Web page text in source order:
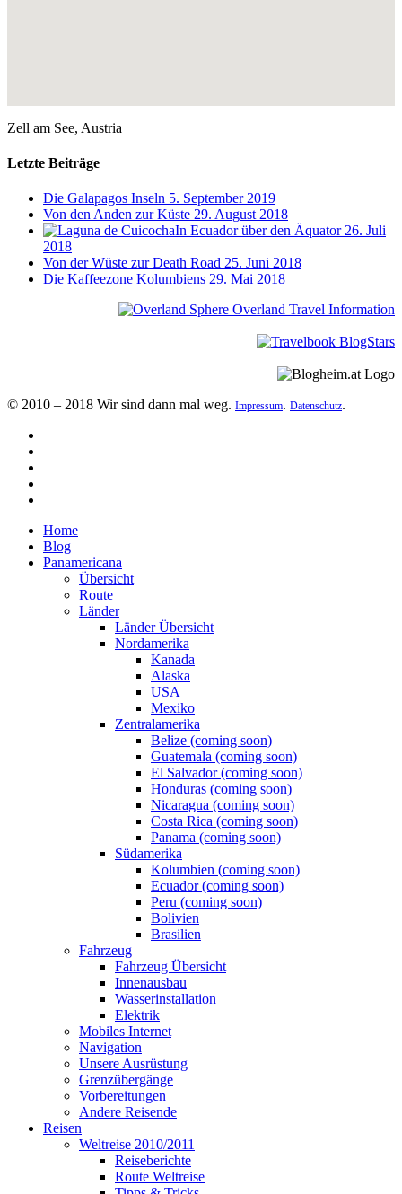
Zell am See, Austria
Letzte Beiträge
Die Galapagos Inseln 5. September 2019
Von den Anden zur Küste 29. August 2018
In Ecuador über den Äquator 26. Juli
2018
Von der Wüste zur Death Road 25. Juni 2018
Die Kaffeezone Kolumbiens 29. Mai 2018
© 2010 – 2018 Wir sind dann mal weg. Impressum. Datenschutz.
Home
Blog
Panamericana
Übersicht
Route
Länder
Länder Übersicht
Nordamerika
Kanada
Alaska
USA
Mexiko
Zentralamerika
Belize (coming soon)
Guatemala (coming soon)
El Salvador (coming soon)
Honduras (coming soon)
Nicaragua (coming soon)
Costa Rica (coming soon)
Panama (coming soon)
Südamerika
Kolumbien (coming soon)
Ecuador (coming soon)
Peru (coming soon)
Bolivien
Brasilien
Fahrzeug
Fahrzeug Übersicht
Innenausbau
Wasserinstallation
Elektrik
Mobiles Internet
Navigation
Unsere Ausrüstung
Grenzübergänge
Vorbereitungen
Andere Reisende
Reisen
Weltreise 2010/2011
Reiseberichte
Route Weltreise